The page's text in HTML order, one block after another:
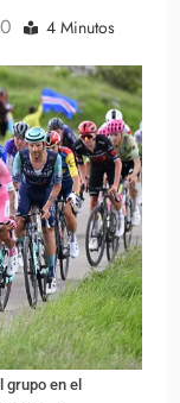
0 4 Minutos
grupo en el